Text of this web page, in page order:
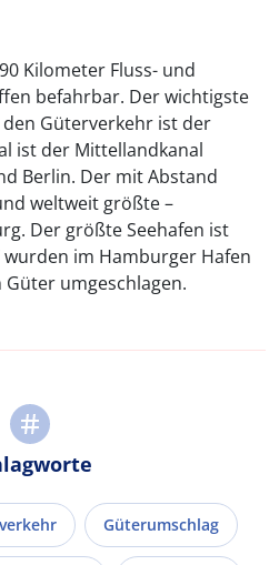
Kilometer Fluss- und
befahrbar. Der wichtigste
Güterverkehr ist der
ist der Mittellandkanal
Berlin. Der mit Abstand
weltweit größte –
Der größte Seehafen ist
wurden im Hamburger Hafen
umgeschlagen.
Güterumschlag